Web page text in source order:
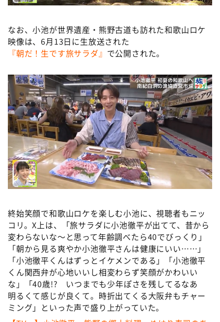
なお、⼩池が世界遺産・熊野古道も訪れた和歌山ロケ
映像は、6月13日に生放送された
『朝だ！生です旅サラダ』 で公開された。
終始笑顔で和歌山ロケを楽しむ⼩池に、視聴者もニッ
コリ。X上は、「旅サラダに⼩池徹平が出てて、昔から
変わらないな～と思って年齢調べたら40でびっくり」
「朝から見る爽やか⼩池徹平さんは健康にいい……」
「⼩池徹平くんはずっとイケメンである」「⼩池徹平
くん関西弁が心地いいし相変わらず笑顔がかわいい
な」「40歳!? いつまでも少年ぽさを残してるなあ
明るくて感じが良くて。時折出てくる大阪弁もチャー
ミング」といった声で盛り上がっていた。